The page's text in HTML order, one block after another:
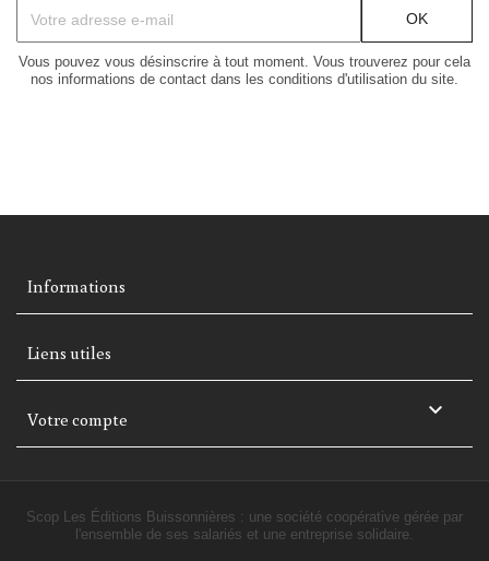
Vous pouvez vous désinscrire à tout moment. Vous trouverez pour cela
nos informations de contact dans les conditions d'utilisation du site.
Informations
Liens utiles
Votre compte 
Scop Les Éditions Buissonnières : une société coopérative gérée par
l'ensemble de ses salariés et une entreprise solidaire.